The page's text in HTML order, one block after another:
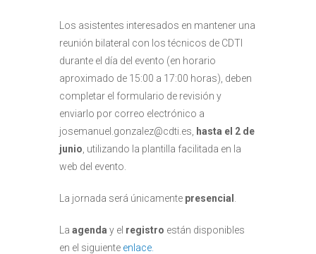
Los asistentes interesados en mantener una
reunión bilateral con los técnicos de CDTI
durante el día del evento (en horario
aproximado de 15:00 a 17:00 horas), deben
completar el formulario de revisión y
enviarlo por correo electrónico a
josemanuel.gonzalez@cdti.es,
hasta el 2 de
junio , utilizando la plantilla facilitada en la
web del evento.
La jornada será únicamente presencial
La agenda y el registro están disponibles
en el siguiente enlace.